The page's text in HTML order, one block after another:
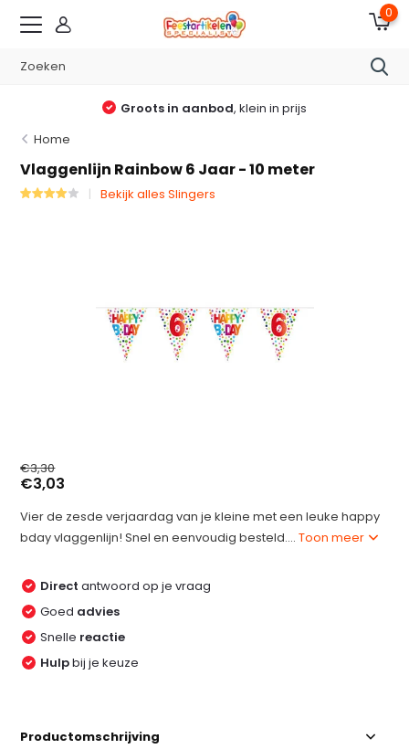
0
Groots in aanbod, klein in prijs
Home
Vlaggenlijn Rainbow 6 Jaar - 10 meter
Bekijk alles Slingers
€3,30
€3,03
Vier de zesde verjaardag van je kleine met een leuke happy
bday vlaggenlijn! Snel en eenvoudig besteld....Toon meer
Direct antwoord op je vraag
Goed advies
Snelle reactie
Hulpbij je keuze
Productomschrijving